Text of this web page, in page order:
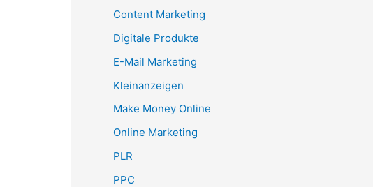
Content Marketing
Digitale Produkte
E-Mail Marketing
Kleinanzeigen
Make Money Online
Online Marketing
PLR
PPC